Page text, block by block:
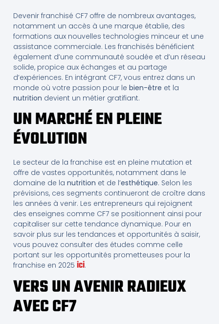
Devenir franchisé CF7 offre de nombreux avantages,
notamment un accès à une marque établie, des
formations aux nouvelles technologies minceur et une
assistance commerciale. Les franchisés bénéficient
également d’une communauté soudée et d’un réseau
solide, propice aux échanges et au partage
d’expériences. En intégrant CF7, vous entrez dans un
monde où votre passion pour le bien-être et la
nutrition devient un métier gratifiant.
UN MARCHÉ EN PLEINE
ÉVOLUTION
Le secteur de la franchise est en pleine mutation et
offre de vastes opportunités, notamment dans le
domaine de la nutrition et de l’esthétique. Selon les
prévisions, ces segments continueront de croître dans
les années à venir. Les entrepreneurs qui rejoignent
des enseignes comme CF7 se positionnent ainsi pour
capitaliser sur cette tendance dynamique. Pour en
savoir plus sur les tendances et opportunités à saisir,
vous pouvez consulter des études comme celle
portant sur les opportunités prometteuses pour la
franchise en 2025 ici.
VERS UN AVENIR RADIEUX
AVEC CF7